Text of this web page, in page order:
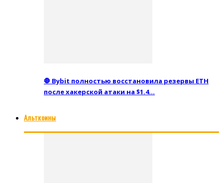
🛑 Bybit полностью восстановила резервы ETH
после хакерской атаки на $1.4…
Альткоины